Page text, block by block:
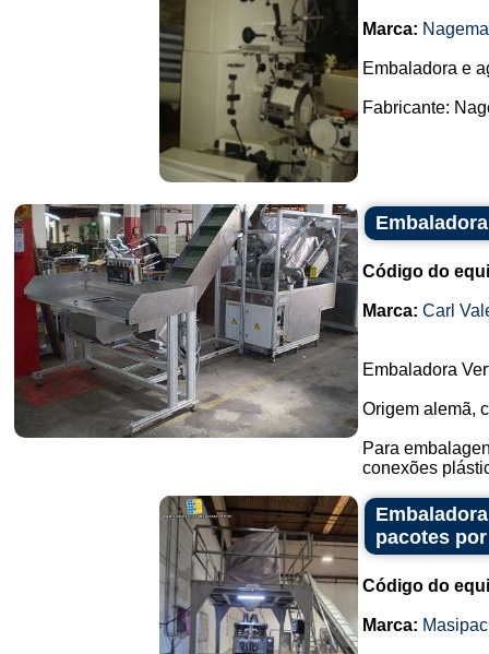
Marca: Nagema
Embaladora e
Fabricante:
Código do
Marca: Carl
Embaladora
Origem alemã,
Para
conexões
pacotes
Código do
Marca: